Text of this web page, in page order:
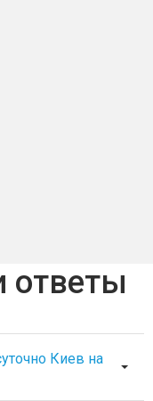
ответы
Киев на